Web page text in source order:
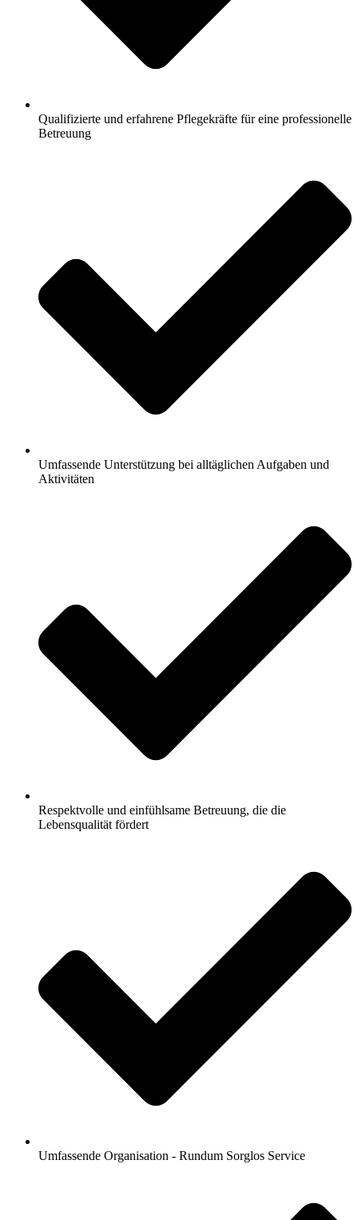
Qualifizierte und erfahrene Pflegekräfte für eine professionelle
Betreuung
Umfassende Unterstützung bei alltäglichen Aufgaben und
Aktivitäten
Respektvolle und einfühlsame Betreuung, die die
Lebensqualität fördert
Umfassende Organisation - Rundum Sorglos Service